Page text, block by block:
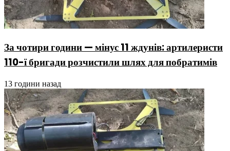
За чотири години — мінус 11 ждунів: артилеристи
110-ї бригади розчистили шлях для побратимів
13 години назад